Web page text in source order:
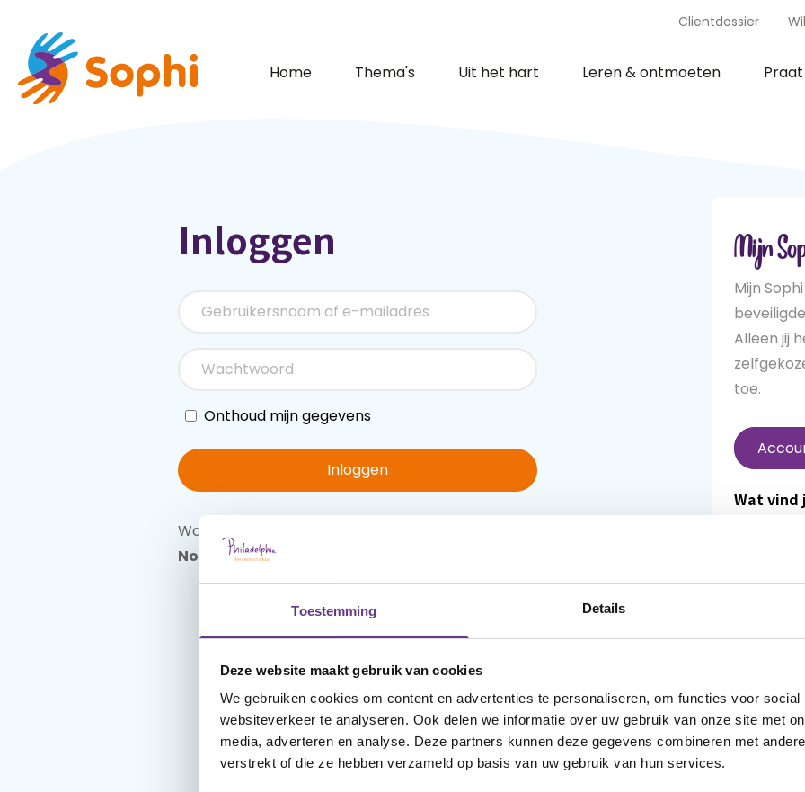
Toestemming Details
Deze website maakt gebruik van cookies
We gebruiken cookies om content en advertenties te personaliseren, om functies voor social
websiteverkeer te analyseren. Ook delen we informatie over uw gebruik van onze site met
media, adverteren en analyse. Deze partners kunnen deze gegevens combineren met
verstrekt of die ze hebben verzameld op basis van uw gebruik van hun services.
Clientdossier
Home Thema's Uit het hart Leren & ontmoeten
Inloggen
Onthoud mijn gegevens
Inloggen
Wachtwoord vergeten?
Nog geen account?
Mijn
Mijn
Alleen jij
toe.
Wat vind
en
favoriet
Wanneer
reageren